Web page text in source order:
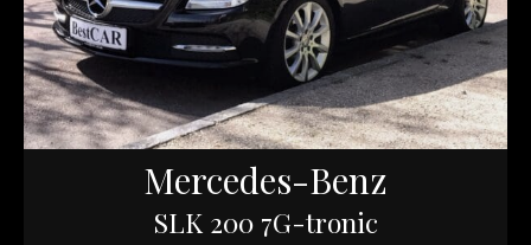
Mercedes-Benz
SLK 200 7G-tronic